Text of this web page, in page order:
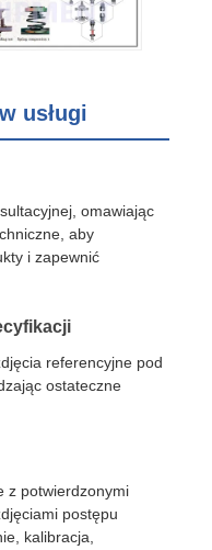
usługi
omawiając
aby
i zapewnić
referencyjne pod
ostateczne
z potwierdzonymi
postępu
kalibracja,